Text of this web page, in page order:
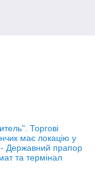
Торгові
має локацію у
Державний прапор
та термінал